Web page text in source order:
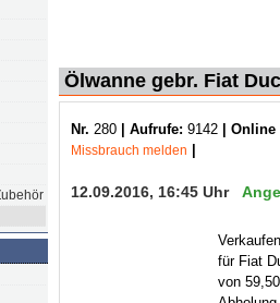
Ölwanne gebr. Fiat
Nr. 280 | Aufrufe: 9142 |
Missbrauch melden
12.09.2016, 16:45 Uhr
für Fiat
von